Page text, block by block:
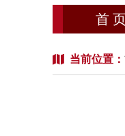
首
当前位置：